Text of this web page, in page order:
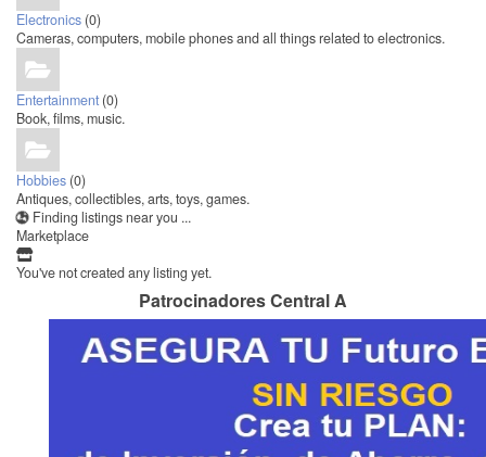
Electronics (0)
Cameras, computers, mobile phones and all things related to electronics.
Entertainment (0)
Book, films, music.
Hobbies (0)
Antiques, collectibles, arts, toys, games.
Finding listings near you ...
Marketplace
You've not created any listing yet.
Patrocinadores Central A